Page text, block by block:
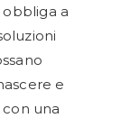
a
e
una